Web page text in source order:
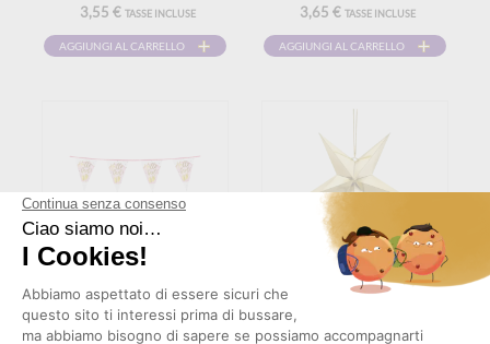
3,55 € TASSE INCLUSE
AGGIUNGI AL CARRELLO
3,65 € TASSE INCLUSE
AGGIUNGI AL CARRELLO
GHIRLANDA DI
GAGLIARDETTO IN
ALLUMINIO 'HELLO GIRL!'
(3)
STELLA DI CARTA ORO 45CM